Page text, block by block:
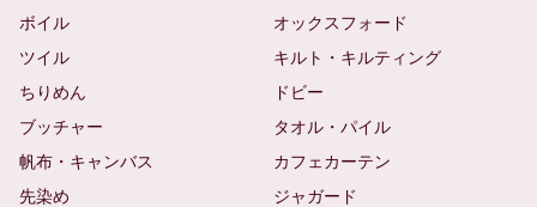
ボイル
オックスフォード
ツイル
キルト・キルティング
ちりめん
ドビー
ブッチャー
タオル・パイル
帆布・キャンバス
カフェカーテン
先染め
ジャガード